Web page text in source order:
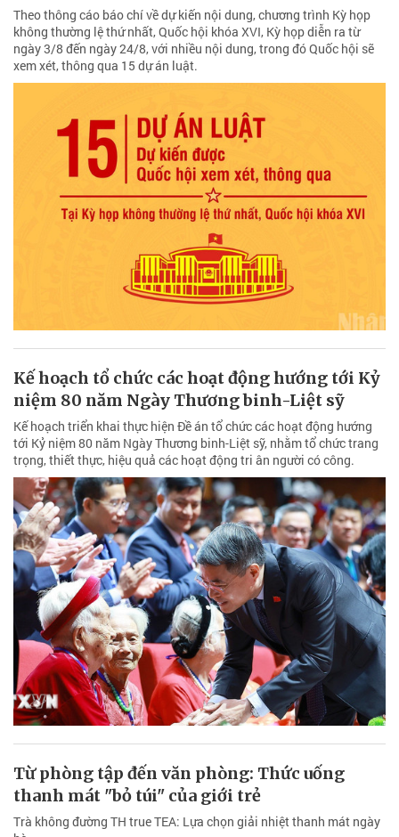
Theo thông cáo báo chí về dự kiến nội dung, chương trình Kỳ họp
không thường lệ thứ nhất, Quốc hội khóa XVI, Kỳ họp diễn ra từ
ngày 3/8 đến ngày 24/8, với nhiều nội dung, trong đó Quốc hội sẽ
xem xét, thông qua 15 dự án luật.
Kế hoạch tổ chức các hoạt động hướng tới Kỷ
niệm 80 năm Ngày Thương binh-Liệt sỹ
Kế hoạch triển khai thực hiện Đề án tổ chức các hoạt động hướng
tới Kỷ niệm 80 năm Ngày Thương binh-Liệt sỹ, nhằm tổ chức trang
trọng, thiết thực, hiệu quả các hoạt động tri ân người có công.
Từ phòng tập đến văn phòng: Thức uống
thanh mát "bỏ túi" của giới trẻ
Trà không đường TH true TEA: Lựa chọn giải nhiệt thanh mát ngày